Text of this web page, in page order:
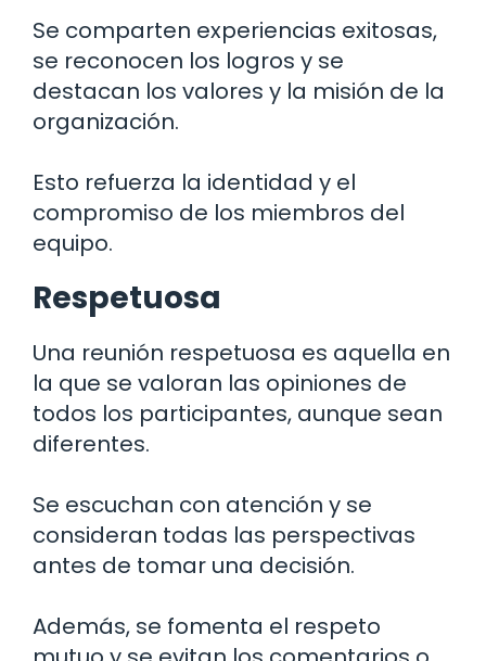
Se comparten experiencias exitosas,
se reconocen los logros y se
destacan los valores y la misión de la
organización.
Esto refuerza la identidad y el
compromiso de los miembros del
equipo.
Respetuosa
Una reunión respetuosa es aquella en
la que se valoran las opiniones de
todos los participantes, aunque sean
diferentes.
Se escuchan con atención y se
consideran todas las perspectivas
antes de tomar una decisión.
Además, se fomenta el respeto